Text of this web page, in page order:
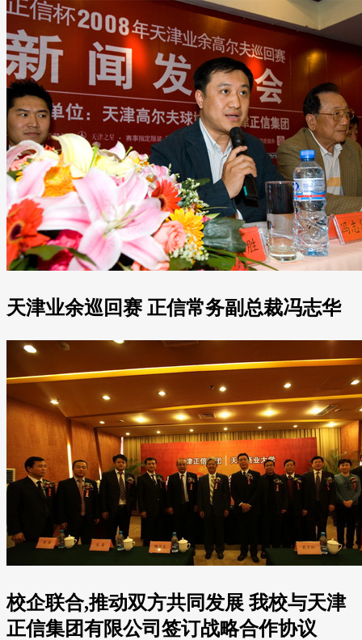
天津业余巡回赛 正信常务副总裁冯志华
校企联合,推动双方共同发展 我校与天津
正信集团有限公司签订战略合作协议